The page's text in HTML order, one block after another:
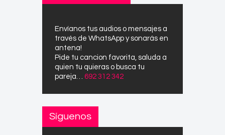
Envíanos tus audios o mensajes a
través de WhatsApp y sonarás en
antena!
Pide tu cancion favorita, saluda a
quien tu quieras o busca tu
pareja… 692 312 342
Síguenos